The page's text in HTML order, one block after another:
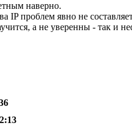
наверно.
IP проблем явно не
а не уверенны - так и